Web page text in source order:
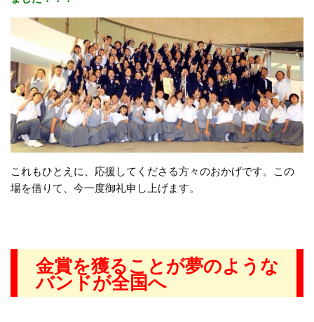
これもひとえに、応援してくださる方々のおかげです。この
場を借りて、今一度御礼申し上げます。
金賞を獲ることが夢のような
バンドが全国へ